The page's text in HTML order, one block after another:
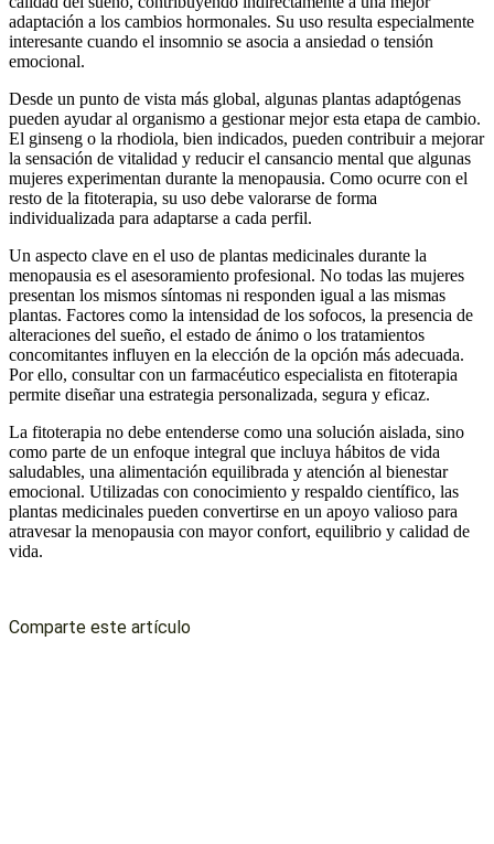
adaptación a los cambios hormonales. Su uso resulta especialmente
interesante cuando el insomnio se asocia a ansiedad o tensión
emocional.
Desde un punto de vista más global, algunas plantas adaptógenas
pueden ayudar al organismo a gestionar mejor esta etapa de cambio.
El ginseng o la rhodiola, bien indicados, pueden contribuir a mejorar
la sensación de vitalidad y reducir el cansancio mental que algunas
mujeres experimentan durante la menopausia. Como ocurre con el
resto de la fitoterapia, su uso debe valorarse de forma
individualizada para adaptarse a cada perfil.
Un aspecto clave en el uso de plantas medicinales durante la
menopausia es el asesoramiento profesional. No todas las mujeres
presentan los mismos síntomas ni responden igual a las mismas
plantas. Factores como la intensidad de los sofocos, la presencia de
alteraciones del sueño, el estado de ánimo o los tratamientos
concomitantes influyen en la elección de la opción más adecuada.
Por ello, consultar con un farmacéutico especialista en fitoterapia
permite diseñar una estrategia personalizada, segura y eficaz.
La fitoterapia no debe entenderse como una solución aislada, sino
como parte de un enfoque integral que incluya hábitos de vida
saludables, una alimentación equilibrada y atención al bienestar
emocional. Utilizadas con conocimiento y respaldo científico, las
plantas medicinales pueden convertirse en un apoyo valioso para
atravesar la menopausia con mayor confort, equilibrio y calidad de
vida.
Comparte este artículo